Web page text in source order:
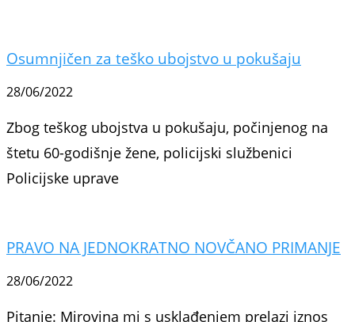
Osumnjičen za teško ubojstvo u pokušaju
28/06/2022
Zbog teškog ubojstva u pokušaju, počinjenog na
štetu 60-godišnje žene, policijski službenici
Policijske uprave
PRAVO NA JEDNOKRATNO NOVČANO PRIMANJE
28/06/2022
Pitanje: Mirovina mi s usklađenjem prelazi iznos